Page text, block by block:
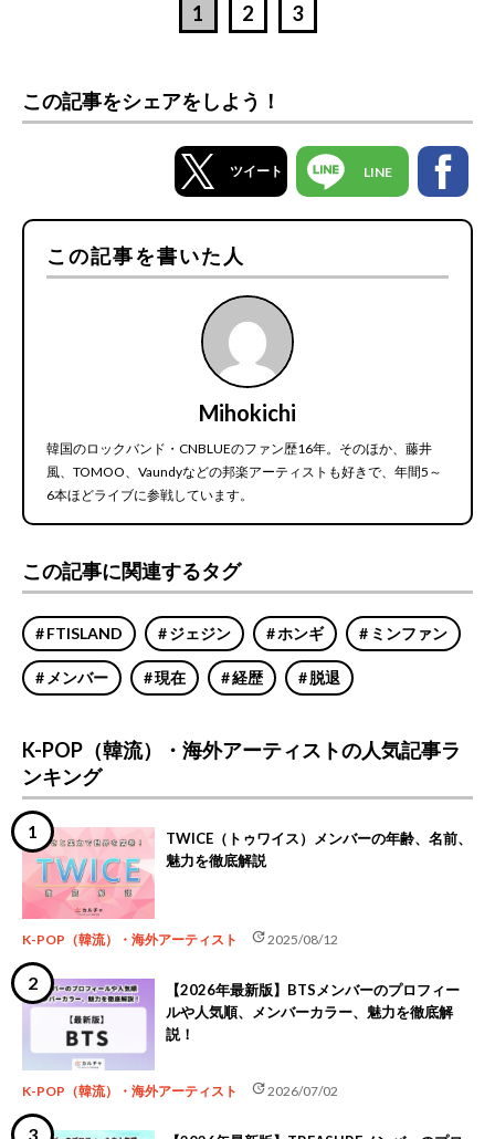
1 2 3
この記事をシェアをしよう！
ツイート LINE
この記事を書いた人
Mihokichi
韓国のロックバンド・CNBLUEのファン歴16年。そのほか、藤井
風、TOMOO、Vaundyなどの邦楽アーティストも好きで、年間5～
6本ほどライブに参戦しています。
この記事に関連するタグ
FTISLAND ジェジン ホンギ ミンファン
メンバー 現在 経歴 脱退
K-POP（韓流）・海外アーティストの人気記事ラ
ンキング
TWICE（トゥワイス）メンバーの年齢、名前、
魅力を徹底解説
K-POP（韓流）・海外アーティスト update2025/08/12
【2026年最新版】BTSメンバーのプロフィー
ルや人気順、メンバーカラー、魅力を徹底解
説！
K-POP（韓流）・海外アーティスト update2026/07/02